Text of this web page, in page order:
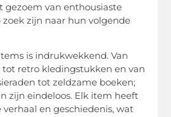
gezoem van enthousiaste
zoek zijn naar hun volgende
is indrukwekkend. Van
retro kledingstukken en van
tot zeldzame boeken;
zijn eindeloos. Elk item heeft
en geschiedenis, wat